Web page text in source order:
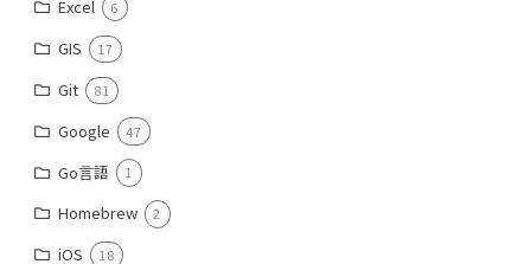
Excel 6
GIS 17
Git 81
Google 47
Go言語 1
Homebrew 2
iOS 18